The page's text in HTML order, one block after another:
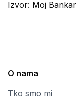
Izvor: Moj Bankar
O nama
Tko smo mi